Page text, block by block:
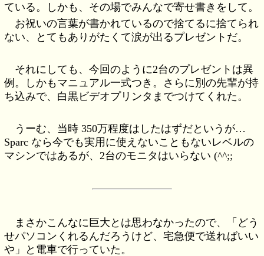
ている。しかも、その場でみんなで寄せ書きをして。
お祝いの言葉が書かれているので捨てるに捨てられ
ない、とてもありがたくて涙が出るプレゼントだ。
それにしても、今回のように2台のプレゼントは異
例。しかもマニュアル一式つき。さらに別の先輩が持
ち込みで、白黒ビデオプリンタまでつけてくれた。
うーむ、当時 350万程度はしたはずだというが…
Sparc なら今でも実用に使えないこともないレベルの
マシンではあるが、2台のモニタはいらない (^^;;
まさかこんなに巨大とは思わなかったので、「どう
せパソコンくれるんだろうけど、宅急便で送ればいい
や」と電車で行っていた。